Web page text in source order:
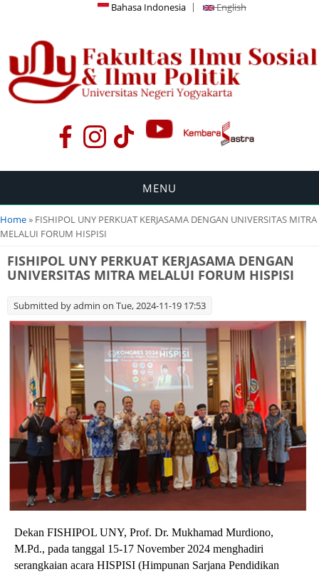
Bahasa Indonesia English
MENU
You are here
Home» FISHIPOL UNY PERKUAT KERJASAMA DENGAN UNIVERSITAS MITRA
MELALUI FORUM HISPISI
FISHIPOL UNY PERKUAT KERJASAMA DENGAN
UNIVERSITAS MITRA MELALUI FORUM HISPISI
Submitted byadmin on Tue, 2024-11-19 17:53
Dekan FISHIPOL UNY, Prof. Dr. Mukhamad Murdiono,
M.Pd., pada tanggal 15-17 November 2024 menghadiri
serangkaian acara HISPISI (Himpunan Sarjana Pendidikan